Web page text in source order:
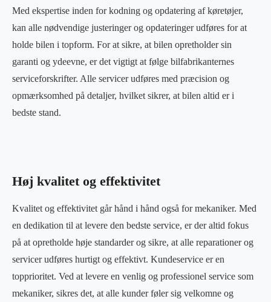
Med ekspertise inden for kodning og opdatering af køretøjer,
kan alle nødvendige justeringer og opdateringer udføres for at
holde bilen i topform. For at sikre, at bilen opretholder sin
garanti og ydeevne, er det vigtigt at følge bilfabrikanternes
serviceforskrifter. Alle servicer udføres med præcision og
opmærksomhed på detaljer, hvilket sikrer, at bilen altid er i
bedste stand.
Høj kvalitet og effektivitet
Kvalitet og effektivitet går hånd i hånd også for mekaniker. Med
en dedikation til at levere den bedste service, er der altid fokus
på at opretholde høje standarder og sikre, at alle reparationer og
servicer udføres hurtigt og effektivt. Kundeservice er en
topprioritet. Ved at levere en venlig og professionel service som
mekaniker, sikres det, at alle kunder føler sig velkomne og